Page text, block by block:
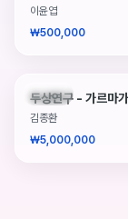
이윤엽
₩500,000
판매중
두상연구 - 가르마
김종환
₩5,000,000